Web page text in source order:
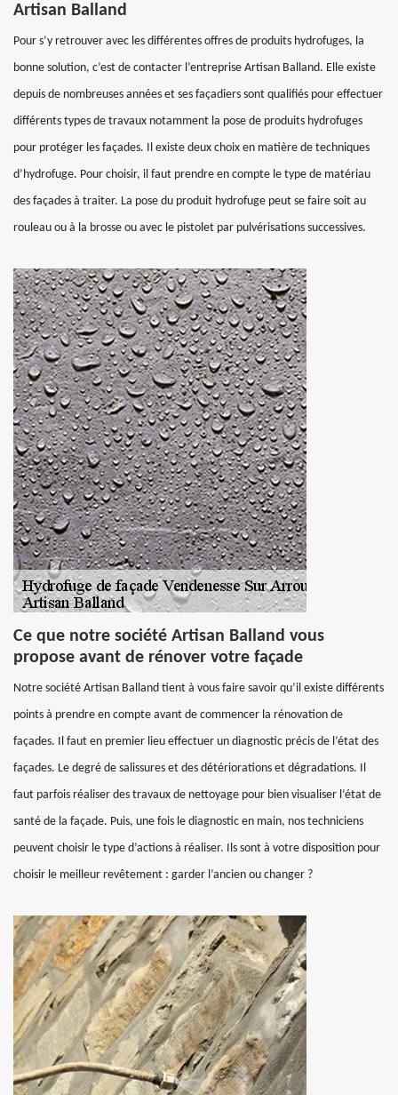
Artisan Balland
Pour s’y retrouver avec les différentes offres de produits hydrofuges, la
bonne solution, c’est de contacter l’entreprise Artisan Balland. Elle existe
depuis de nombreuses années et ses façadiers sont qualifiés pour effectuer
différents types de travaux notamment la pose de produits hydrofuges
pour protéger les façades. Il existe deux choix en matière de techniques
d’hydrofuge. Pour choisir, il faut prendre en compte le type de matériau
des façades à traiter. La pose du produit hydrofuge peut se faire soit au
rouleau ou à la brosse ou avec le pistolet par pulvérisations successives.
Ce que notre société Artisan Balland vous
propose avant de rénover votre façade
Notre société Artisan Balland tient à vous faire savoir qu’il existe différents
points à prendre en compte avant de commencer la rénovation de
façades. Il faut en premier lieu effectuer un diagnostic précis de l’état des
façades. Le degré de salissures et des détériorations et dégradations. Il
faut parfois réaliser des travaux de nettoyage pour bien visualiser l’état de
santé de la façade. Puis, une fois le diagnostic en main, nos techniciens
peuvent choisir le type d’actions à réaliser. Ils sont à votre disposition pour
choisir le meilleur revêtement : garder l’ancien ou changer ?